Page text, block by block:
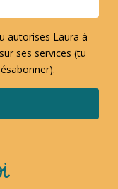
autorises Laura à
ses services (tu